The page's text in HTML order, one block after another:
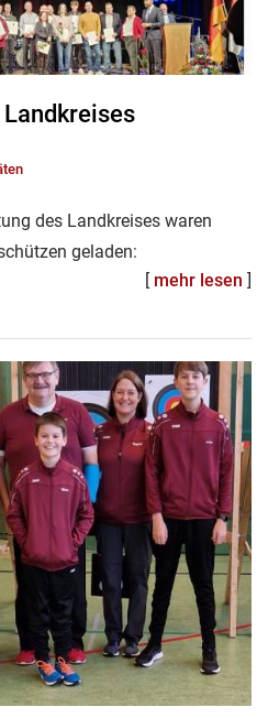
des Landkreises waren
geladen:
[ mehr lesen ]